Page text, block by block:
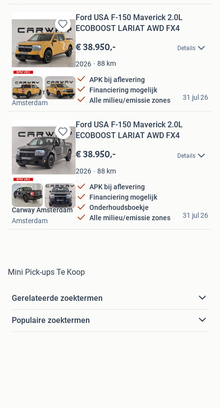
Bewaren
in
Mijn
Favorieten
Ford USA F-150 Maverick 2.0L
ECOBOOST LARIAT AWD FX4
€ 38.950,- Details
2026 88 km
APK bij aflevering
Financiering mogelijk
Alle milieu/emissie zones
Carway Amsterdam
Amsterdam
31 jul 26
Bewaren
in
Mijn
Favorieten
Ford USA F-150 Maverick 2.0L
ECOBOOST LARIAT AWD FX4
€ 38.950,- Details
2026 88 km
APK bij aflevering
Financiering mogelijk
Onderhoudsboekje
Alle milieu/emissie zones
Carway Amsterdam
Amsterdam
31 jul 26
Mini Pick-ups Te Koop
Gerelateerde zoektermen
Populaire zoektermen